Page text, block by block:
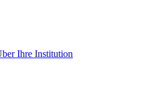
Ihre Institution